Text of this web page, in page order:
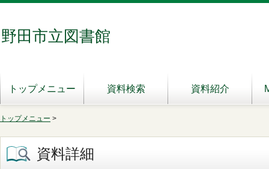
野田市立図書館
トップメニュー 資料検索 資料紹介
トップメニュー >
資料詳細